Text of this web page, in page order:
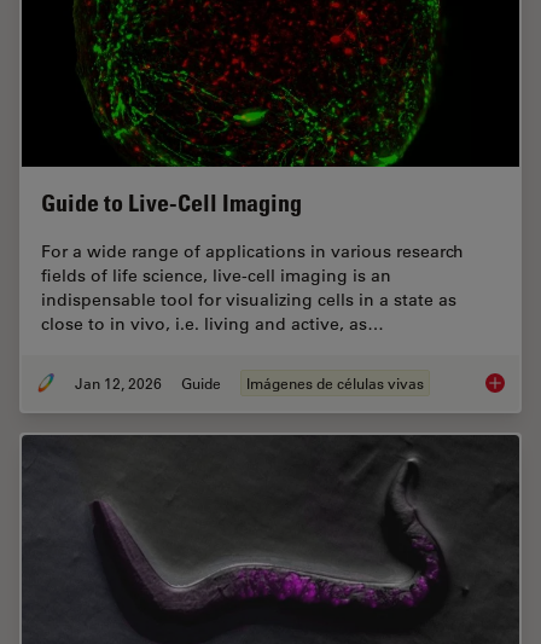
Guide to Live-Cell Imaging
For a wide range of applications in various research
fields of life science, live-cell imaging is an
indispensable tool for visualizing cells in a state as
close to in vivo, i.e. living and active, as…
Jan 12, 2026 Guide Imágenes de células vivas Guide